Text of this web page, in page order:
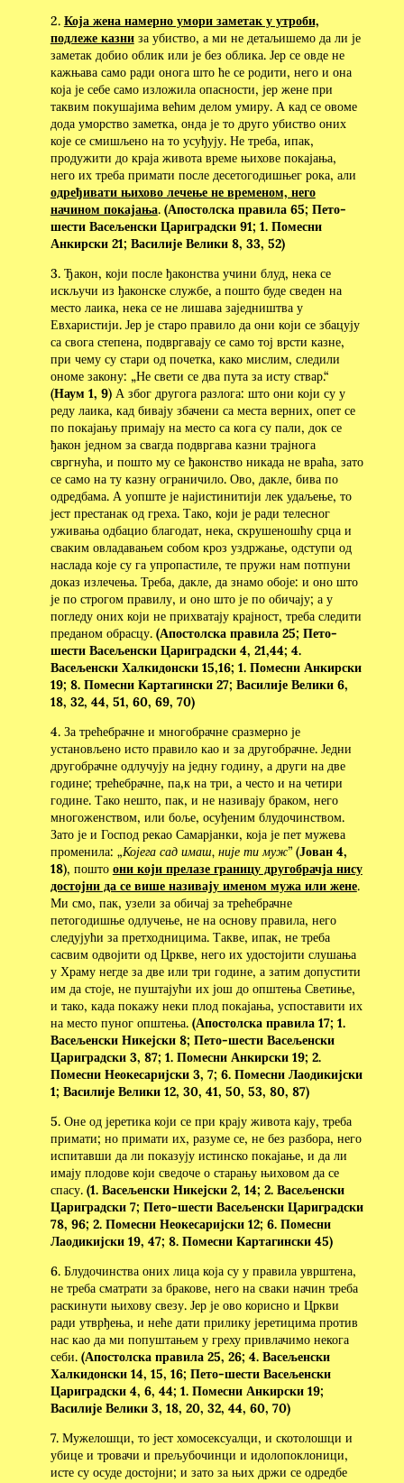
2. Која жена намерно умори заметак у утроби,
подлеже казниза убиство, а ми не детаљишемо да ли је
заметак добио облик или је без облика. Јер се овде не
кажњава само ради онога што ће се родити, него и она
која је себе само изложила опасности, јер жене при
таквим покушајима већим делом умиру. А кад се овоме
дода уморство заметка, онда је то друго убиство оних
које се смишљено на то усуђују. Не треба, ипак,
продужити до краја живота време њихове покајања,
него их треба примати после десетогодишњег рока, али
одређивати њихово лечење не временом, него
начином покајања. (Апостолска правила 65; Пето-
шести Васељенски Цариградски 91; 1. Помесни
Анкирски 21; Василије Велики 8, 33, 52)
3. Ђакон, који после ђаконства учини блуд, нека се
искључи из ђаконске службе, а пошто буде сведен на
место лаика, нека се не лишава заједништва у
Евхаристији. Јер је старо правило да они који се збацују
са свога степена, подвргавају се само тој врсти казне,
при чему су стари од почетка, како мислим, следили
ономе закону: „Не свети се два пута за исту ствар.“
(Наум 1, 9) А због другога разлога: што они који су у
реду лаика, кад бивају збачени са места верних, опет се
по покајању примају на место са кога су пали, док се
ђакон једном за свагда подвргава казни трајнога
свргнућа, и пошто му се ђаконство никада не враћа, зато
се само на ту казну ограничило. Ово, дакле, бива по
одредбама. А уопште је најистинитији лек удаљење, то
јест престанак од греха. Тако, који је ради телесног
уживања одбацио благодат, нека, скрушеношћу срца и
сваким овладавањем собом кроз уздржање, одступи од
наслада које су га упропастиле, те пружи нам потпуни
доказ излечења. Треба, дакле, да знамо обоје: и оно што
је по строгом правилу, и оно што је по обичају; а у
погледу оних који не прихватају крајност, треба следити
преданом обрасцу. (Апостолска правила 25; Пето-
шести Васељенски Цариградски 4, 21,44; 4.
Васељенски Халкидонски 15,16; 1. Помесни Анкирски
19; 8. Помесни Картагински 27; Василије Велики 6,
18, 32, 44, 51, 60, 69, 70)
4. За трећебрачне и многобрачне сразмерно је
установљено исто правило као и за другобрачне. Једни
другобрачне одлучују на једну годину, а други на две
године; трећебрачне, па,к на три, а често и на четири
године. Тако нешто, пак, и не називају браком, него
многоженством, или боље, осуђеним блудочинством.
Зато је и Господ рекао Самарјанки, која је пет мужева
променила: „Којега сад имаш, није ти муж”(Јован 4,
18), пошто они који прелазе границу другобрачја нису
достојни да се више називају именом мужа или жене.
Ми смо, пак, узели за обичај за трећебрачне
петогодишње одлучење, не на основу правила, него
следујући за претходницима. Такве, ипак, не треба
сасвим одвојити од Цркве, него их удостојити слушања
у Храму негде за две или три године, а затим допустити
им да стоје, не пуштајући их још до општења Светиње,
и тако, када покажу неки плод покајања, успоставити их
на место пуног општења. (Апостолска правила 17; 1.
Васељенски Никејски 8; Пето-шести Васељенски
Цариградски 3, 87; 1. Помесни Анкирски 19; 2.
Помесни Неокесаријски 3, 7; 6. Помесни Лаодикијски
1; Василије Велики 12, 30, 41, 50, 53, 80, 87)
5. Оне од јеретика који се при крају живота кају, треба
примати; но примати их, разуме се, не без разбора, него
испитавши да ли показују истинско покајање, и да ли
имају плодове који сведоче о старању њиховом да се
спасу. (1. Васељенски Никејски 2, 14; 2. Васељенски
Цариградски 7; Пето-шести Васељенски Цариградски
78, 96; 2. Помесни Неокесаријски 12; 6. Помесни
Лаодикијски 19, 47; 8. Помесни Картагински 45)
6. Блудочинства оних лица која су у правила уврштена,
не треба сматрати за бракове, него на сваки начин треба
раскинути њихову свезу. Јер је ово корисно и Цркви
ради утврђења, и неће дати прилику јеретицима против
нас као да ми попуштањем у греху привлачимо некога
себи. (Апостолска правила 25, 26; 4. Васељенски
Халкидонски 14, 15, 16; Пето-шести Васељенски
Цариградски 4, 6, 44; 1. Помесни Анкирски 19;
Василије Велики 3, 18, 20, 32, 44, 60, 70)
7. Мужелошци, то јест хомосексуалци, и скотолошци и
убице и тровачи и прељубочинци и идолопоклоници,
исте су осуде достојни; и зато за њих држи се одредбе